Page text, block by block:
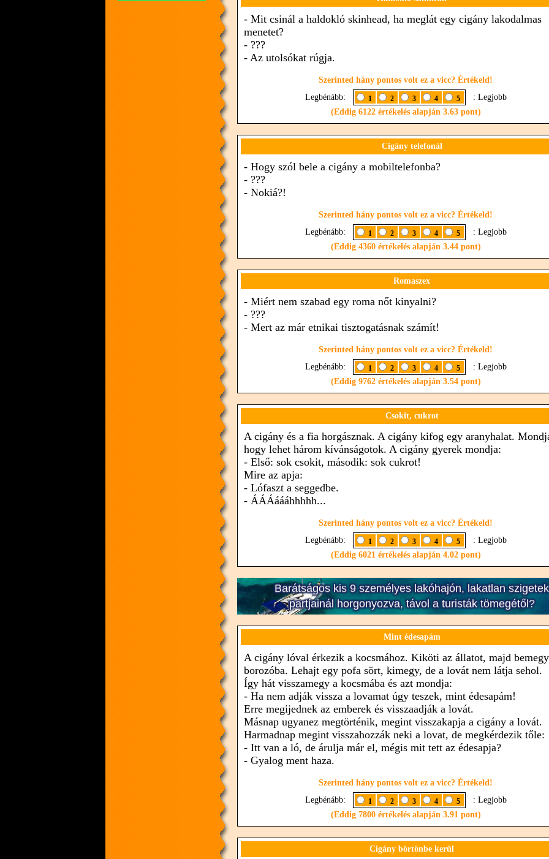
- Mit csinál a haldokló skinhead, ha meglát egy cigány lakodalmas
menetet?
- ???
- Az utolsókat rúgja.
Szerinted hány pontos volt ez a vicc? Értékeld!
Legbénább:
1 2 3 4 5
: Legjobb
(Eddig 6122 értékelés alapján 3.63 pont)
Cigány telefonál
- Hogy szól bele a cigány a mobiltelefonba?
- ???
- Nokiá?!
Szerinted hány pontos volt ez a vicc? Értékeld!
Legbénább:
1 2 3 4 5
: Legjobb
(Eddig 4360 értékelés alapján 3.44 pont)
Romaszex
- Miért nem szabad egy roma nőt kinyalni?
- ???
- Mert az már etnikai tisztogatásnak számít!
Szerinted hány pontos volt ez a vicc? Értékeld!
Legbénább:
1 2 3 4 5
: Legjobb
(Eddig 9762 értékelés alapján 3.54 pont)
Csokit, cukrot
A cigány és a fia horgásznak. A cigány kifog egy aranyhalat.
hogy lehet három kívánságotok. A cigány gyerek mondja:
- Első: sok csokit, második: sok cukrot!
Mire az apja:
- Lófaszt a seggedbe.
- ÁÁÁáááhhhhh...
Szerinted hány pontos volt ez a vicc? Értékeld!
Legbénább:
1 2 3 4 5
: Legjobb
(Eddig 6021 értékelés alapján 4.02 pont)
Mint édesapám
A cigány lóval érkezik a kocsmához. Kiköti az állatot, majd
borozóba. Lehajt egy pofa sört, kimegy, de a lovát nem látja sehol.
Így hát visszamegy a kocsmába és azt mondja:
- Ha nem adják vissza a lovamat úgy teszek, mint édesapám!
Erre megijednek az emberek és visszaadják a lovát.
Másnap ugyanez megtörténik, megint visszakapja a cigány a lovát.
Harmadnap megint visszahozzák neki a lovat, de megkérdezik tőle:
- Itt van a ló, de árulja már el, mégis mit tett az édesapja?
- Gyalog ment haza.
Szerinted hány pontos volt ez a vicc? Értékeld!
Legbénább:
1 2 3 4 5
: Legjobb
(Eddig 7800 értékelés alapján 3.91 pont)
Cigány börtönbe kerül